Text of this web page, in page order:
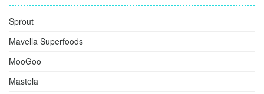
Sprout
Mavella Superfoods
MooGoo
Mastela